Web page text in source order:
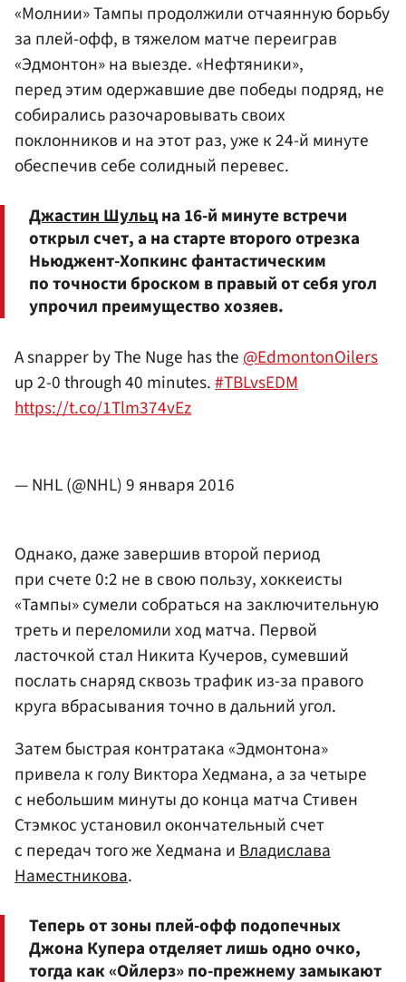
«Молнии» Тампы продолжили отчаянную борьбу
за плей-офф, в тяжелом матче переиграв
«Эдмонтон» на выезде. «Нефтяники»,
перед этим одержавшие две победы подряд, не
собирались разочаровывать своих
поклонников и на этот раз, уже к 24-й минуте
обеспечив себе солидный перевес.
Джастин Шульцна 16-й минуте встречи
открыл счет, а на старте второго отрезка
Ньюджент-Хопкинс фантастическим
по точности броском в правый от себя угол
упрочил преимущество хозяев.
A snapper by The Nuge has the@EdmontonOilers
up 2-0 through 40 minutes.#TBLvsEDM
https://t.co/1Tlm374vEz
— NHL (@NHL)9 января 2016
Однако, даже завершив второй период
при счете 0:2 не в свою пользу, хоккеисты
«Тампы» сумели собраться на заключительную
треть и переломили ход матча. Первой
ласточкой стал Никита Кучеров, сумевший
послать снаряд сквозь трафик из-за правого
круга вбрасывания точно в дальний угол.
Затем быстрая контратака «Эдмонтона»
привела к голу Виктора Хедмана, а за четыре
с небольшим минуты до конца матча Стивен
Стэмкос установил окончательный счет
с передач того же Хедмана иВладислава
Наместникова.
Теперь от зоны плей-офф подопечных
Джона Купера отделяет лишь одно очко,
тогда как «Ойлерз» по-прежнему замыкают